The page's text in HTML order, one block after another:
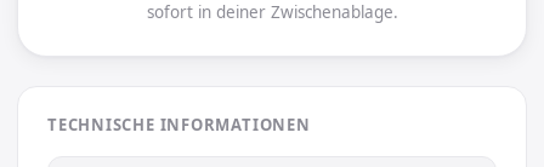
sofort in deiner Zwischenablage.
TECHNISCHE INFORMATIONEN